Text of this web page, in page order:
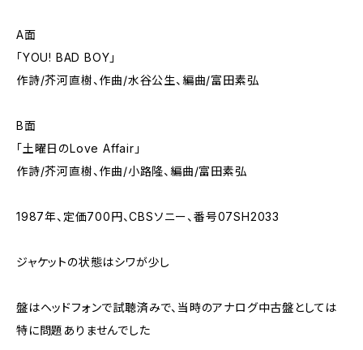
A面
「YOU! BAD BOY」
作詩/芥河直樹、作曲/水谷公生、編曲/富田素弘
B面
「土曜日のLove Affair」
作詩/芥河直樹、作曲/小路隆、編曲/富田素弘
1987年、定価700円、CBSソニー、番号07SH2033
ジャケットの状態はシワが少し
盤はヘッドフォンで試聴済みで、当時のアナログ中古盤としては
特に問題ありませんでした